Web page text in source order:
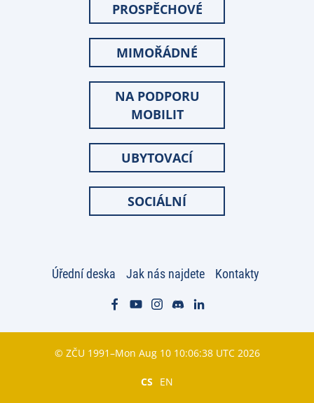
PROSPĚCHOVÉ
MIMOŘÁDNÉ
NA PODPORU
MOBILIT
UBYTOVACÍ
SOCIÁLNÍ
Úřední deska Jak nás najdete Kontakty
© ZČU 1991–Mon Aug 10 10:06:38 UTC 2026
CS EN